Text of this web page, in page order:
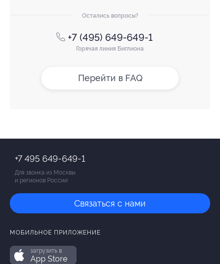
Остались вопросы?
+7 (495) 649-649-1
Горячая линия Биглиона
Перейти в FAQ
+7 495 649-649-1
Для звонка из Москвы
и регионов России
Связаться с нами
МОБИЛЬНОЕ ПРИЛОЖЕНИЕ
загрузить в
App Store